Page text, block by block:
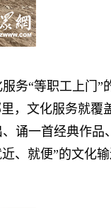
“等职工上门”
，文化服务就覆
诵一首经典作品
、就便”的文化